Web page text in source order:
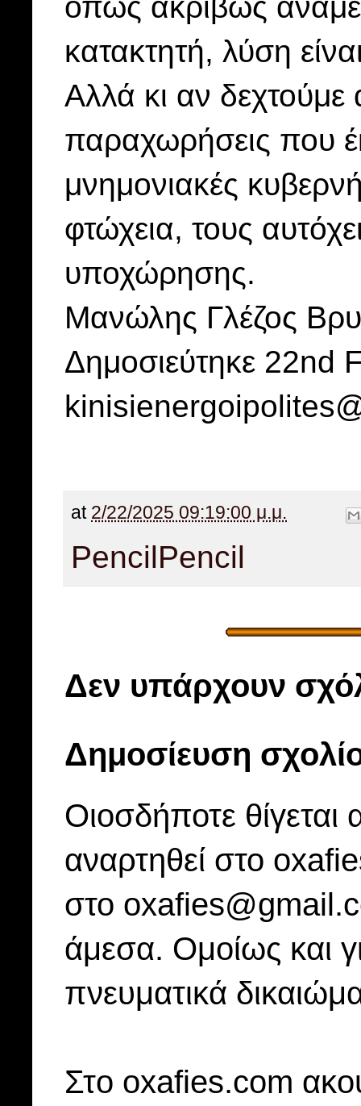
κατακτητή, λύση
Αλλά κι αν
παραχωρήσεις που
μνημονιακές
φτώχεια, τους
υποχώρησης.
Μανώλης Γλέζος
Δημοσιεύτηκε 22nd
at 2/22/2025 09:19:00 μ.μ.
PencilPencil
Δεν υπάρχουν
Δημοσίευση
Οιοσδήποτε
αναρτηθεί στο
στο
άμεσα. Ομοίως και
πνευματικά
Στo oxafies.com